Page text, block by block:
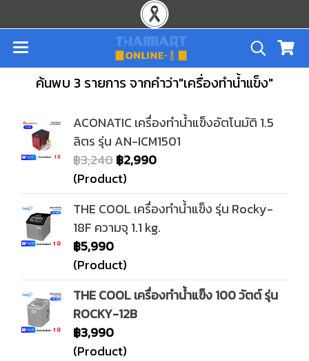
ค้นพบ 3 รายการ จากคำว่า"เครื่องทำน้ำแข็ง"
ACONATIC เครื่องทำน้ำแข็งอัตโนมัติ 1.5
ลิตร รุ่น AN-ICM1501
฿3,240฿2,990
(Product)
THE COOL เครื่องทำน้ำแข็ง รุ่น Rocky-
18F ความจุ 1.1 kg.
฿5,990
(Product)
THE COOL เครื่องทำน้ำแข็ง 100 วัตต์ รุ่น
ROCKY-12B
฿3,990
(Product)